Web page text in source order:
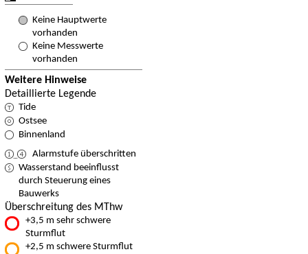
Keine Hauptwerte
vorhanden
Keine Messwerte
vorhanden
Weitere Hinweise
Detaillierte Legende
Tide
Ostsee
Binnenland
Alarmstufe überschritten
Wasserstand beeinflusst
durch Steuerung eines
Bauwerks
Überschreitung des MThw
+3,5 m sehr schwere
Sturmflut
+2,5 m schwere Sturmflut